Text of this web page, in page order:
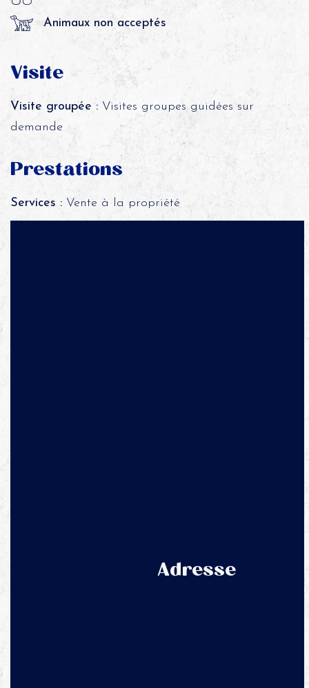
Animaux non acceptés
Visite
Visite groupée :Visites groupes guidées sur
demande
Prestations
Services :Vente à la propriété
Adresse